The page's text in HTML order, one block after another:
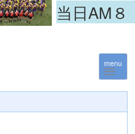
当日AM
menu